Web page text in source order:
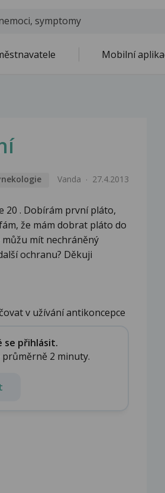
Mobilní
Vanda 27.4.2013
20 . Dobírám první pláto,
že mám dobrat pláto do
můžu mít nechráněný
ochranu? Děkuji
v užívání antikoncepce
se přihlásit.
2 minuty.